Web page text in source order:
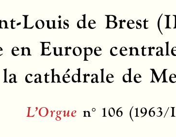
Louis de Brest
Europe
cathédrale de
L’Orgue n° 106